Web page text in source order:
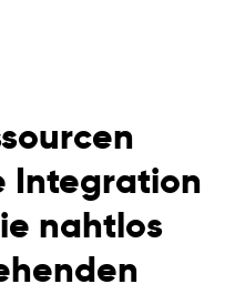
Integration
nahtlos